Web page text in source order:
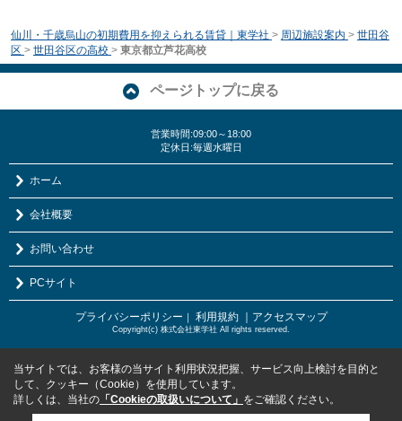
仙川・千歳烏山の初期費用を抑えられる賃貸｜東学社 > 周辺施設案内 > 世田谷
区 > 世田谷区の高校 > 東京都立芦花高校
ページトップに戻る
営業時間:09:00～18:00
定休日:毎週水曜日
ホーム
会社概要
お問い合わせ
PCサイト
プライバシーポリシー ｜ 利用規約 ｜アクセスマップ
Copyright(c) 株式会社東学社 All rights reserved.
当サイトでは、お客様の当サイト利用状況把握、サービス向上検討を目的と
して、クッキー（Cookie）を使用しています。
詳しくは、当社の 「Cookieの取扱いについて」 をご確認ください。